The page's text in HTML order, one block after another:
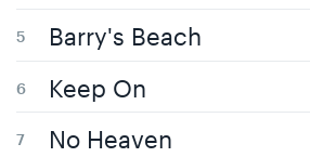
Barry's Beach
Keep On
No Heaven